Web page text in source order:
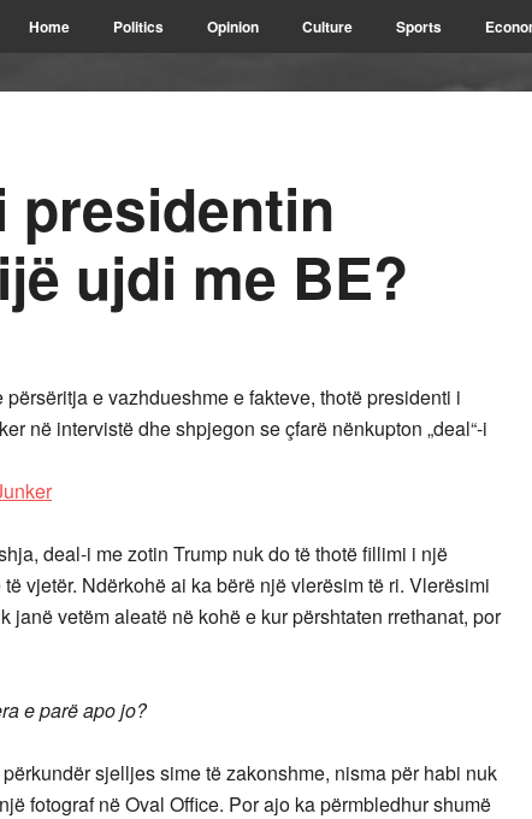
Home Politics Opinion Culture Sports
presidentin
ujdi me BE?
e vazhdueshme e fakteve, thotë presidenti i
në intervistë dhe shpjegon se çfarë nënkupton „deal“-i
deal-i me zotin Trump nuk do të thotë fillimi i një
vjetër. Ndërkohë ai ka bërë një vlerësim të ri. Vlerësimi
janë vetëm aleatë në kohë e kur përshtaten rrethanat, por
e parë apo jo?
sjelljes sime të zakonshme, nisma për habi nuk
fotograf në Oval Office. Por ajo ka përmbledhur shumë